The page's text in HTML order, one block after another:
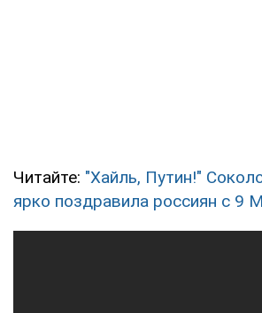
Читайте: "Хайль, Путин!"
ярко поздравила россиян с 9